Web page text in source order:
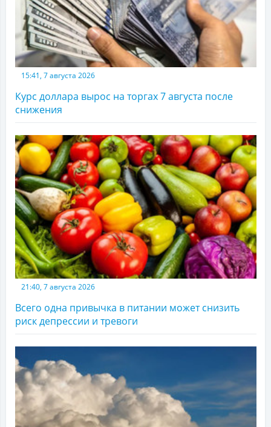
15:41, 7 августа 2026
Курс доллара вырос на торгах 7 августа после
снижения
21:40, 7 августа 2026
Всего одна привычка в питании может снизить
риск депрессии и тревоги